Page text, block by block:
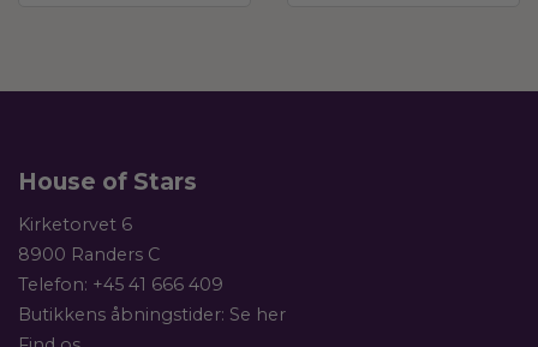
House of Stars
Kirketorvet 6
8900 Randers C
Telefon: +45 41 666 409
Butikkens åbningstider: Se her